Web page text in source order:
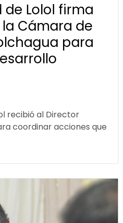
Lolol firma
Cámara de
para
recibió al Director
coordinar acciones que